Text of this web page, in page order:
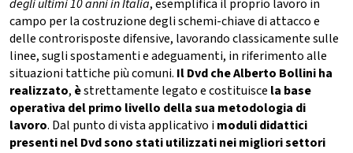
degli ultimi 10 anni in Italia, esemplifica il proprio lavoro in
campo per la costruzione degli schemi-chiave di attacco e
delle controrisposte difensive, lavorando classicamente sulle
linee, sugli spostamenti e adeguamenti, in riferimento alle
situazioni tattiche più comuni. Il Dvd che Alberto Bollini ha
realizzato, èstrettamente legato e costituisce la base
operativa del primo livello della sua metodologia di
lavoro. Dal punto di vista applicativo imoduli didattici
presenti nel Dvd sono stati utilizzati nei migliori settori